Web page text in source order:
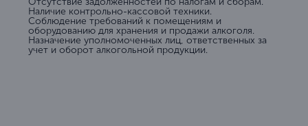
Наличие контрольно-кассовой техники.
Соблюдение требований к помещениям и
оборудованию для хранения и продажи алкоголя.
Назначение уполномоченных лиц, ответственных за
учет и оборот алкогольной продукции.